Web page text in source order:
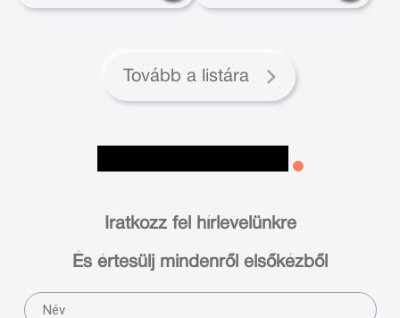
Tovább a listára
Iratkozz fel hírlevelünkre
És értesülj mindenről elsőkézből